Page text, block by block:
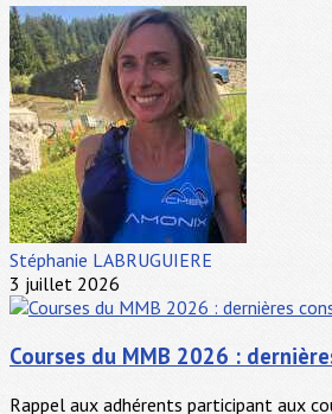
Stéphanie LABRUGUIERE
3 juillet 2026
Courses du MMB 2026 :
Rappel aux adhérents participant aux